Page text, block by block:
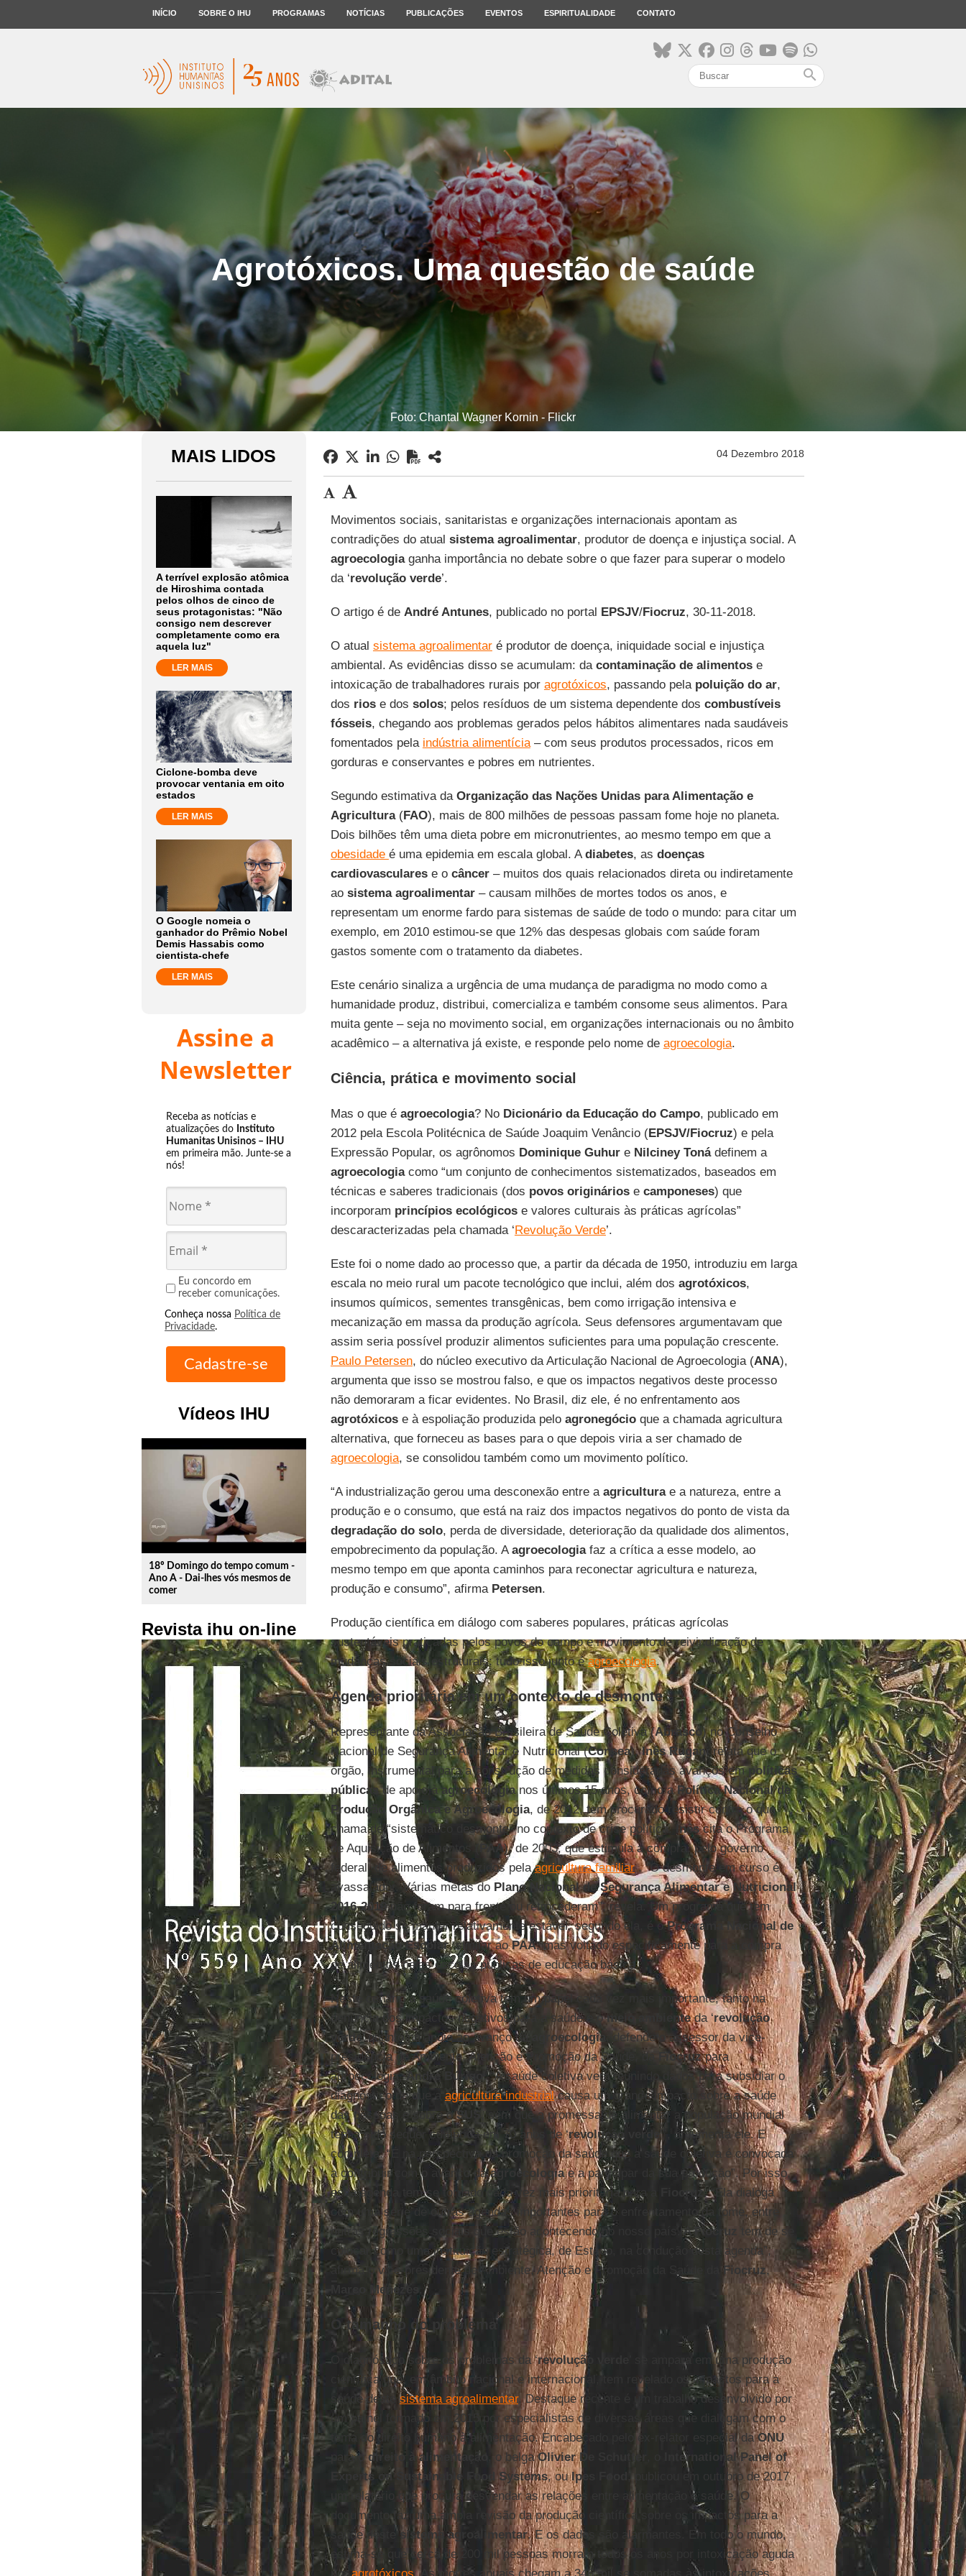
INÍCIO SOBRE O IHU PROGRAMAS NOTÍCIAS PUBLICAÇÕES EVENTOS ESPIRITUALIDADE CONTATO
search
Agrotóxicos. Uma questão de saúde
Foto: Chantal Wagner Kornin - Flickr
MAIS LIDOS
A terrível explosão atômica
de Hiroshima contada
pelos olhos de cinco de
seus protagonistas: "Não
consigo nem descrever
completamente como era
aquela luz"
LER MAIS
Ciclone-bomba deve
provocar ventania em oito
estados
LER MAIS
O Google nomeia o
ganhador do Prêmio Nobel
Demis Hassabis como
cientista-chefe
LER MAIS
Assine a
Newsletter
Receba as notícias e
atualizações do Instituto
Humanitas Unisinos – IHU
em primeira mão. Junte-se a
nós!
Eu concordo em
receber comunicações.
Conheça nossa Política de
Privacidade.
Vídeos IHU
play_circle_outline
18º Domingo do tempo comum -
Ano A - Dai-lhes vós mesmos de
comer
Revista ihu on-line
04 Dezembro 2018
Movimentos sociais, sanitaristas e organizações internacionais apontam as
contradições do atual sistema agroalimentar, produtor de doença e injustiça social. A
agroecologiaganha importância no debate sobre o que fazer para superar o modelo
da ‘revolução verde’.
O artigo é de André Antunes, publicado no portal EPSJV/Fiocruz, 30-11-2018.
O atual sistema agroalimentaré produtor de doença, iniquidade social e injustiça
ambiental. As evidências disso se acumulam: da contaminação de alimentose
intoxicação de trabalhadores rurais por agrotóxicos, passando pela poluição do ar,
dos riose dos solos; pelos resíduos de um sistema dependente dos combustíveis
fósseis, chegando aos problemas gerados pelos hábitos alimentares nada saudáveis
fomentados pela indústria alimentícia– com seus produtos processados, ricos em
gorduras e conservantes e pobres em nutrientes.
Segundo estimativa da Organização das Nações Unidas para Alimentação e
Agricultura(FAO), mais de 800 milhões de pessoas passam fome hoje no planeta.
Dois bilhões têm uma dieta pobre em micronutrientes, ao mesmo tempo em que a
obesidade é uma epidemia em escala global. Adiabetes, as doenças
cardiovascularese o câncer– muitos dos quais relacionados direta ou indiretamente
ao sistema agroalimentar– causam milhões de mortes todos os anos, e
representam um enorme fardo para sistemas de saúde de todo o mundo: para citar um
exemplo, em 2010 estimou-se que 12% das despesas globais com saúde foram
gastos somente com o tratamento da diabetes.
Este cenário sinaliza a urgência de uma mudança de paradigma no modo como a
humanidade produz, distribui, comercializa e também consome seus alimentos. Para
muita gente – seja no movimento social, em organizações internacionais ou no âmbito
acadêmico – a alternativa já existe, e responde pelo nome de agroecologia.
Ciência, prática e movimento social
Mas o que é agroecologia? No Dicionário da Educação do Campo, publicado em
2012 pela Escola Politécnica de Saúde Joaquim Venâncio (EPSJV/Fiocruz) e pela
Expressão Popular, os agrônomos Dominique Guhure Nilciney Tonádefinem a
agroecologiacomo “um conjunto de conhecimentos sistematizados, baseados em
técnicas e saberes tradicionais (dos povos origináriose camponeses) que
incorporam princípios ecológicose valores culturais às práticas agrícolas”
descaracterizadas pela chamada ‘Revolução Verde’.
Este foi o nome dado ao processo que, a partir da década de 1950, introduziu em larga
escala no meio rural um pacote tecnológico que inclui, além dos agrotóxicos,
insumos químicos, sementes transgênicas, bem como irrigação intensiva e
mecanização em massa da produção agrícola. Seus defensores argumentavam que
assim seria possível produzir alimentos suficientes para uma população crescente.
Paulo Petersen, do núcleo executivo da Articulação Nacional de Agroecologia (ANA),
argumenta que isso se mostrou falso, e que os impactos negativos deste processo
não demoraram a ficar evidentes. No Brasil, diz ele, é no enfrentamento aos
agrotóxicose à espoliação produzida pelo agronegócioque a chamada agricultura
alternativa, que forneceu as bases para o que depois viria a ser chamado de
agroecologia, se consolidou também como um movimento político.
“A industrialização gerou uma desconexão entre a agriculturae a natureza, entre a
produção e o consumo, que está na raiz dos impactos negativos do ponto de vista da
degradação do solo, perda de diversidade, deterioração da qualidade dos alimentos,
empobrecimento da população. Aagroecologiafaz a crítica a esse modelo, ao
mesmo tempo em que aponta caminhos para reconectar agricultura e natureza,
produção e consumo”, afirma Petersen.
Produção científica em diálogo com saberes populares, práticas agrícolas
sustentáveis praticadas pelos povos do campo e movimento de reivindicação de
mudanças sociais estruturais: tudo isso junto éagroecologia.
Agenda prioritária em um contexto de desmonte
Representante da Associação Brasileira de Saúde Coletiva (Abrasco) no Conselho
Nacional de Segurança Alimentar e Nutricional (Consea),Inês Ruganirelata que o
órgão, instrumental para a construção de medidas consideradas avanços empolíticas
públicasde apoio àagroecologianos últimos 15 anos, como aPolítica Nacional de
Produção Orgânica e Agroecologia, de 2012, tem procurado resistir contra o que
chama de “sistemático desmonte” no contexto de crise política. Inêscita o Programa
de Aquisição de Alimentos (
PAA), de 2003, que estimula a compra, pelo governo
federal, de alimentos produzidos pelaagricultura familiar. “O desmonte em curso é
avassalador. Várias metas do Plano Nacional de Segurança Alimentar e Nutricional
2016-2019não foram para frente ou retrocederam”, revela. Um programa que tem
conseguido se manter relativamente estável, segundo ela, é oPrograma Nacional de
Alimentação Escolar, similar aoPAA, mas voltado especificamente para a compra
de alimentos pelas escolas públicas de educação básica.
Neste cenário a saúde coletiva tem um papel cada vez mais importante, tanto na
denúncia dos impactos negativos para a saúde e omeio ambienteda ‘revolução
verde’ quanto no apoio ao avanço da agroecologia
, defende o assessor da vice-
presidência de Ambiente, Atenção e Promoção da Saúde, da
Fiocruzpara
agroecologia,André Búrigo
. “A saúde coletiva vem reunindo dados para subsidiar o
diagnóstico de que a agricultura industrialcausa um grande impacto sobre a saúde
das pessoas e sobre oSUS
, sem que a promessa de alimentar a população mundial
tenha sido sequer cumprida em 70 anos de ‘revolução verde ’”, argumenta ele. E
completa: “É na perspectiva da promoção da saúde que a saúde coletiva é convocada
a contribuir com o avanço daagroecologiae a participar da sua produção”. Por isso,
essa agenda tem se tornado cada vez mais prioritária para a
Fiocruz. “Ela dialoga
com uma série de outras agendas importantes para o enfrentamento da fome, entre
outras regressões sociais que estão acontecendo no nosso país. AFiocruz
tem de se
colocar como uma instituição estratégica, de Estado, na condução desta agenda”,
afirma o vice-presidente de Ambiente, Atenção e Promoção da Saúde da Fiocruz,
Marco Menezes
O tamanho do problema
O diagnóstico sobre os problemas da ‘revolução verde
’ se ampara em uma produção
científica que, em âmbito nacional e internacional, tem revelado os impactos para a
saúde destesistema agroalimentar. Destaque recente é um trabalho desenvolvido por
um painel formado em 2015 por especialistas de diversas áreas que dialogam com o
tema do direito humano à alimentação. Encabeçado pelo ex-relator especial daONU
para odireito à alimentação , o belgaOlivier De Schutter
International Panel of
Experts on Sustainable Food Systems, ouIpes Food
, publicou em outubro de 2017
um relatório que procura desvendar as relações entre alimentação e saúde. O
documento faz uma ampla revisão da produção científica sobre os impactos para a
saúde deste sistema agroalimentar. E os dados são alarmantes. Em todo o mundo,
estima-se que cerca de 200 mil pessoas morram todos os anos por intoxicação aguda